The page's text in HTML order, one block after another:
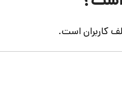
کاربران است.